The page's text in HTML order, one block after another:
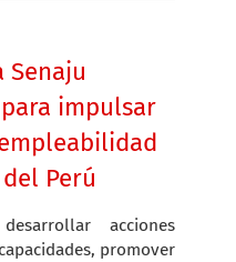
Senaju
impulsar
Perú
acciones
promover